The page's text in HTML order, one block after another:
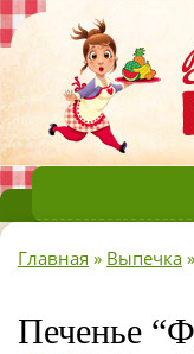
Главная » Выпечка »
Печенье